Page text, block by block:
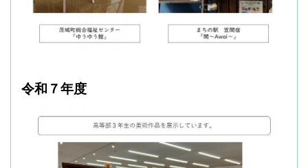
令和７年度